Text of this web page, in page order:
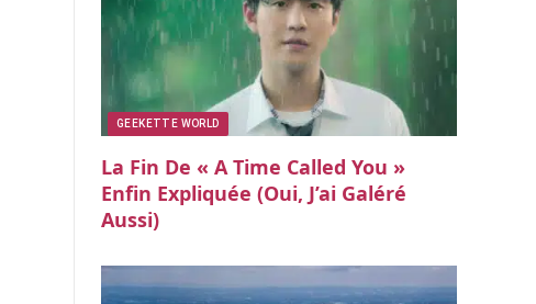
GEEKETTE WORLD
La Fin De « A Time Called You »
Enfin Expliquée (oui, J’ai Galéré
Aussi)